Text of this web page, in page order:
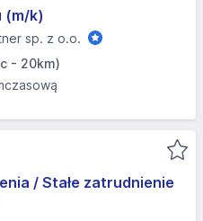
(m/k)
sp. z o.o.
- 20km)
/ Stałe zatrudnienie